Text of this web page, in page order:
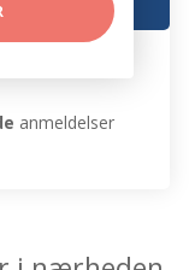
anmeldelser